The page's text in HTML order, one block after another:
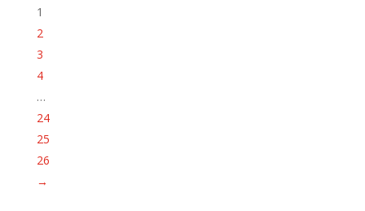
1
2
3
4
…
24
25
26
→